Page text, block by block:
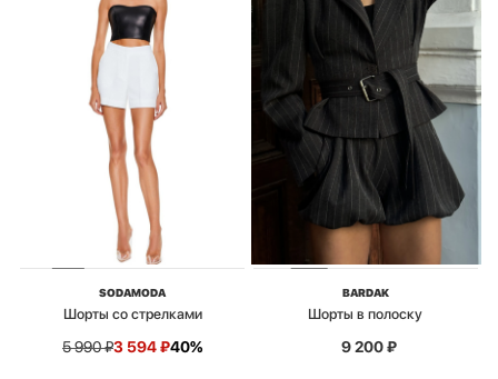
SODAMODA
Шорты со стрелками
5 990₽3 594₽40%
BARDAK
Шорты в полоску
9 200₽